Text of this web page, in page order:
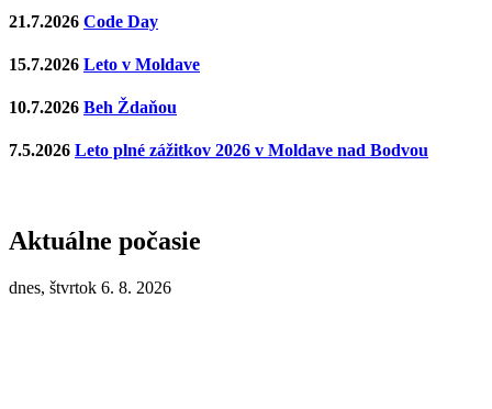
21.7.2026 Code Day
15.7.2026 Leto v Moldave
10.7.2026 Beh Ždaňou
7.5.2026 Leto plné zážitkov 2026 v Moldave nad Bodvou
Aktuálne počasie
dnes, štvrtok 6. 8. 2026